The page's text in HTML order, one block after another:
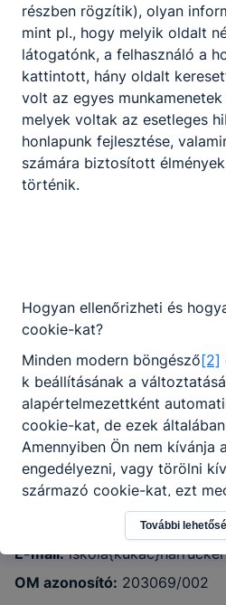
Gyulai SZC Harruckern
Technikum, Szakképző
Kollégium
5700 Gyula, Szent István u. 38.
KRÉTA
(66) 561-420
E-mail:
OM azonosító: 203069/002
részben rögzítik), olyan
mint pl., hogy melyik oldalt
látogatónk, a felhasználó a
kattintott, hány oldalt
volt az egyes
melyek voltak az esetleges
honlapunk fejlesztése,
számára biztosított
történik.
Hogyan ellenőrizheti és
cookie-kat?
Minden modern böngésző[2]
k beállításának a
alapértelmezettként
cookie-kat, de ezek
Amennyiben Ön nem kívánja
engedélyezni, vagy törölni
származó cookie-kat, ezt
Felhívjuk figyelmét, hogy
honlapunk
megkönnyítése vagy
További